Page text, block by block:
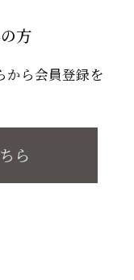
方
から会員登録を